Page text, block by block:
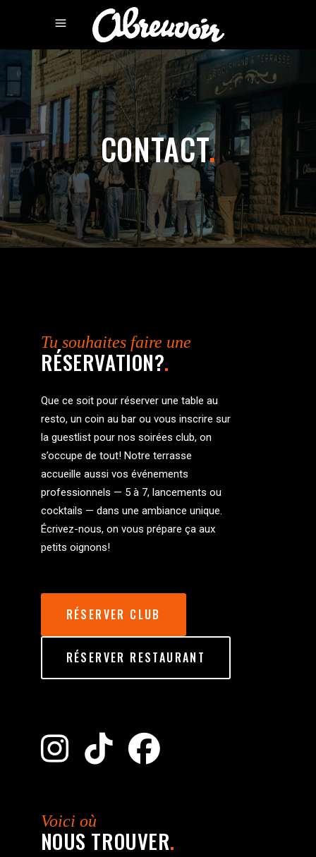
CONTACT.
Tu souhaites faire une
RÉSERVATION?.
Que ce soit pour réserver une table au
resto, un coin au bar ou vous inscrire sur
la guestlist pour nos soirées club, on
s’occupe de tout! Notre terrasse
accueille aussi vos événements
professionnels — 5 à 7, lancements ou
cocktails — dans une ambiance unique.
Écrivez-nous, on vous prépare ça aux
petits oignons!
RÉSERVER CLUB
RÉSERVER RESTAURANT
Voici où
NOUS TROUVER.